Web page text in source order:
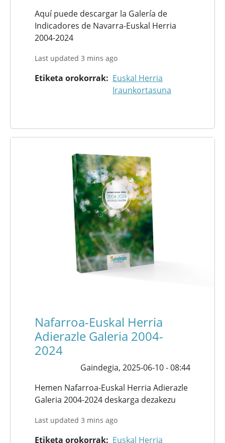
Aquí puede descargar la Galería de
Indicadores de Navarra-Euskal Herria
2004-2024
Last updated 3 mins ago
Etiketa orokorrak
Euskal Herria
Iraunkortasuna
Nafarroa-Euskal Herria
Adierazle Galeria 2004-
2024
Gaindegia, 2025-06-10 - 08:44
Hemen Nafarroa-Euskal Herria Adierazle
Galeria 2004-2024 deskarga dezakezu
Last updated 3 mins ago
Etiketa orokorrak Euskal Herria